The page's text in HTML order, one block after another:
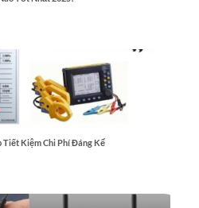
Tiết Kiệm Chi Phí Đáng Kể